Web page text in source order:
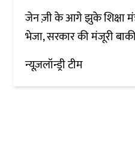
जेन ज़ी के आगे झुके शिक्षा
भेजा, सरकार की मंजूरी
न्यूज़लॉन्ड्री टीम